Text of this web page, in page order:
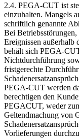
2.4. PEGA-CUT ist
einzuhalten. Mangels
schriftlich genannte
Bei
Ereignissen außerhalb
behält sich PEGA-
Nichtdurchführung
fristgerechte
PEGA-CUT werden
berechtigen den
PEGACUT, weder
Geltendmachung von
Vorlieferungen